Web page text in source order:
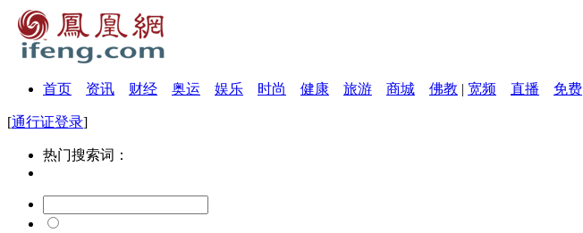
首页 资讯 财经 奥运 娱乐 时尚 健康 旅游 商城 佛教 | 宽频 直播 免费
[通行证登录]
热门搜索词：